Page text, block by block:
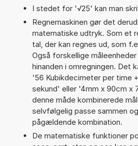
I stedet for '√25' kan man
Regnemaskinen gør det
matematiske udtryk. Som et
tal, der kan regnes ud, som
Også forskellige
hinanden i omregningen. Det
'56 Kubikdecimeter per time
sekund' eller '4mm x 90cm x
denne måde kombinerede
selvfølgelig passe sammen
pågældende kombination.
De matematiske funktioner